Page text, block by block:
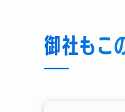
御社もこ